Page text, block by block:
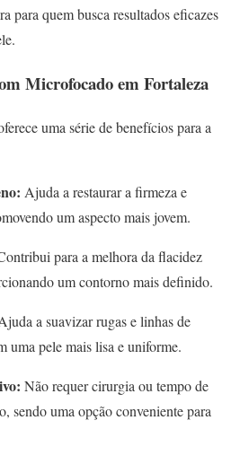
para quem busca resultados eficazes
Microfocado em Fortaleza
uma série de benefícios para a
Ajuda a restaurar a firmeza e
um aspecto mais jovem.
para a melhora da flacidez
um contorno mais definido.
a suavizar rugas e linhas de
uma pele mais lisa e uniforme.
Não requer cirurgia ou tempo de
sendo uma opção conveniente para